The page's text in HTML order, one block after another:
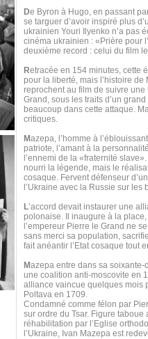
De Byron à Hugo, en passant
se targuer d’avoir inspiré plus
ukrainien Youri Ilyenko n’a pas
cinéma ukrainien : «Prière pour
deuxième record : celui du film
Retracée en 154 minutes, cette
pour la liberté, mais l’histoire
reprochent au film de suivre
Grand, sous les traits d’un
beaucoup dans cette attaque.
critiques.
Mazepa, l’homme à
patriote, l’amant à la
l’ennemi de la «fraternité
nourri la légende, mais le
cosaque. Fervent défenseur
l’Ukraine avec la Russie sur
L’accord devait instaurer une
polonaise. Il inaugure à la
l’empereur Pierre le Grand ne
sans merci sa population,
fait anéantir l’Etat cosaque tout
Mazepa entre dans sa soixante-
une coalition anti-moscovite en
alliance vaincue quelques mois
Poltava en 1709.
Condamné comme félon par
sur ordre du Tsar. Figure
réhabilitation par l’Eglise
l’Ukraine, Ivan Mazepa est